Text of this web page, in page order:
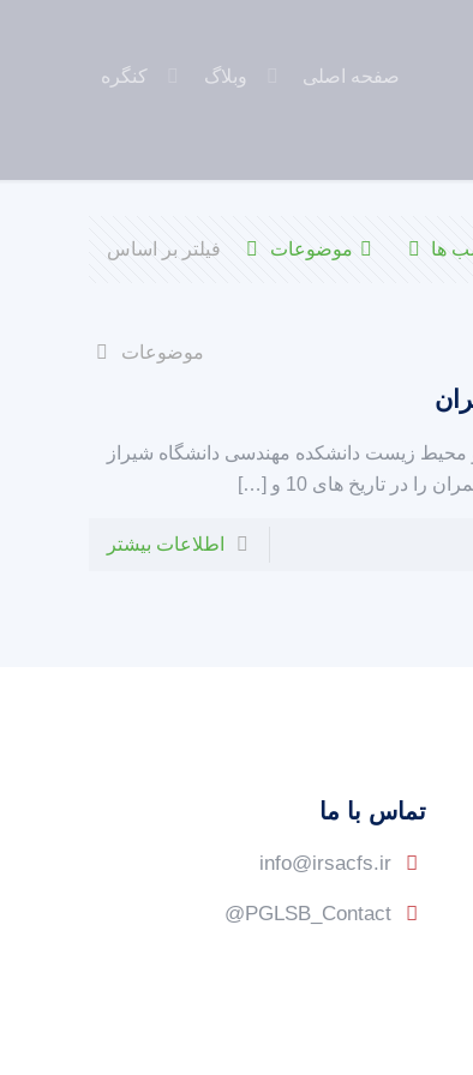
صفحه اصلی وبلاگ کنگره
فیلتر بر اساس موضوعات ها
موضوعات
زیست دانشکده مهندسی دانشگاه شیراز
در تاریخ های 10 و
[…]
اطلاعات بیشتر
تماس با ما
info@irsacfs.ir
PGLSB_Contact@